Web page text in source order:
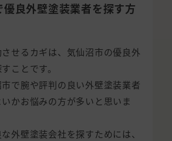
優良外壁塗装業者を探す方
せるカギは、気仙沼市の優良外
ことです。
で腕や評判の良い外壁塗装業者
かお悩みの方が多いと思いま
外壁塗装会社を探すためには、